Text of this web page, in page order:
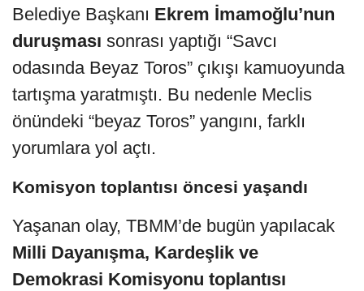
Belediye Başkanı Ekrem İmamoğlu’nun
duruşması sonrası yaptığı “Savcı
odasında Beyaz Toros” çıkışı kamuoyunda
tartışma yaratmıştı. Bu nedenle Meclis
önündeki “beyaz Toros” yangını, farklı
yorumlara yol açtı.
Komisyon toplantısı öncesi yaşandı
Yaşanan olay, TBMM’de bugün yapılacak
Milli Dayanışma, Kardeşlik ve
Demokrasi Komisyonu toplantısı